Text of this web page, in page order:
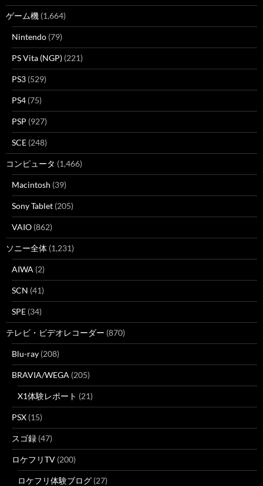
ゲーム機 (1,664)
Nintendo (79)
PS Vita (NGP) (221)
PS3 (529)
PS4 (75)
PSP (927)
SCE (248)
コンピュータ (1,466)
Macintosh (39)
Sony Tablet (205)
VAIO (862)
ソニー全体 (1,231)
AIWA (2)
SCN (41)
SPE (34)
テレビ・ビデオレコーダー (870)
Blu-ray (208)
BRAVIA/WEGA (205)
X1体験レポート (21)
PSX (15)
スゴ録 (47)
ロケフリTV (200)
ロケフリ体験ブログ (27)